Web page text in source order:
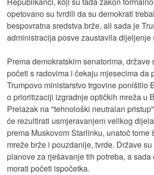
opetovano su tvrdili da su demokrati
bespovratna sredstva brže, ali sada je
administracija posve zaustavila dijeljenje
Prema demokratskim senatorima, države
početi s radovima i čekaju mjesecima da
Trumpovo ministarstvo trgovine poništilo
o prioritizaciji izgradnje optičkih mreža u
Prelazak na "tehnološki neutralan
će rezultirati usmjeravanjem velikog
prema Muskovom Starlinku, unatoč tome
mreže brže i pouzdanije, tvrde. Države
planove za rješavanje tih potreba, a
morati početi ispočetka.